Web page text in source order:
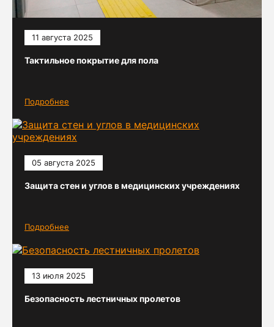
11 августа 2025
Тактильное покрытие для пола
Подробнее
05 августа 2025
Защита стен и углов в медицинских учреждениях
Подробнее
13 июля 2025
Безопасность лестничных пролетов